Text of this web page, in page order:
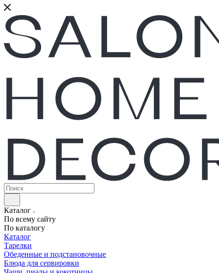
Каталог
По всему сайту
По каталогу
Каталог
Тарелки
Обеденные и подстановочные
Блюда для сервировки